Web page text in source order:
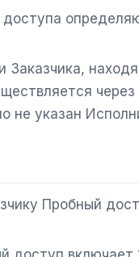
не указан
Пробный